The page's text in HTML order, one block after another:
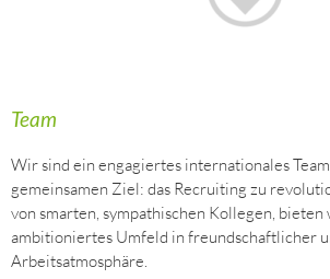
Team
Wir sind ein engagiertes internationales
gemeinsamen Ziel: das Recruiting zu
von smarten, sympathischen Kollegen, bieten
ambitioniertes Umfeld in freundschaftlicher
Arbeitsatmosphäre.